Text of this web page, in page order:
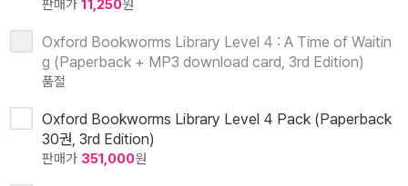
판매가 11,250원
Oxford Bookworms Library Level 4 : A Time of Waitin
g (Paperback + MP3 download card, 3rd Edition)
품절
Oxford Bookworms Library Level 4 Pack (Paperback
30권, 3rd Edition)
판매가 351,000원